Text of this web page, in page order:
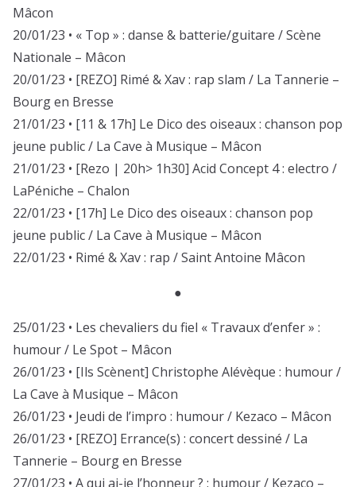
Mâcon
20/01/23 • « Top » : danse & batterie/guitare / Scène
Nationale – Mâcon
20/01/23 • [REZO] Rimé & Xav : rap slam / La Tannerie –
Bourg en Bresse
21/01/23 • [11 & 17h] Le Dico des oiseaux : chanson pop
jeune public / La Cave à Musique – Mâcon
21/01/23 • [Rezo | 20h> 1h30] Acid Concept 4 : electro /
LaPéniche – Chalon
22/01/23 • [17h] Le Dico des oiseaux : chanson pop
jeune public / La Cave à Musique – Mâcon
22/01/23 • Rimé & Xav : rap / Saint Antoine Mâcon
●
25/01/23 • Les chevaliers du fiel « Travaux d’enfer » :
humour / Le Spot – Mâcon
26/01/23 • [Ils Scènent] Christophe Alévèque : humour /
La Cave à Musique – Mâcon
26/01/23 • Jeudi de l’impro : humour / Kezaco – Mâcon
26/01/23 • [REZO] Errance(s) : concert dessiné / La
Tannerie – Bourg en Bresse
27/01/23 • A qui ai-je l’honneur ? : humour / Kezaco –